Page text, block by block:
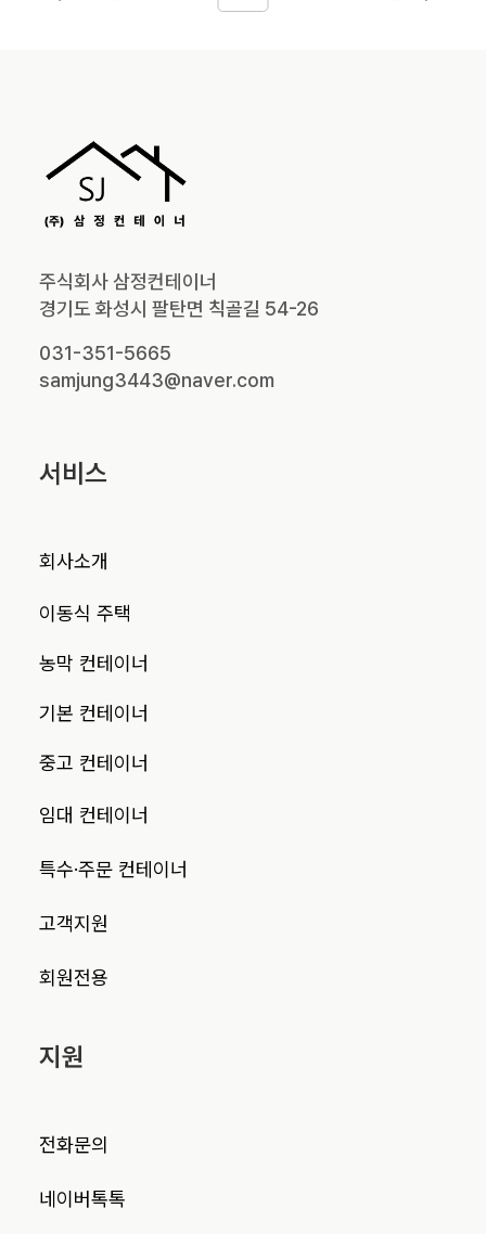
주식회사 삼정컨테이너
경기도 화성시 팔탄면 칙골길 54-26
031-351-5665
samjung3443@naver.com
서비스
회사소개
이동식 주택
농막 컨테이너
기본 컨테이너
중고 컨테이너
임대 컨테이너
특수·주문 컨테이너
고객지원
회원전용
지원
전화문의
네이버톡톡